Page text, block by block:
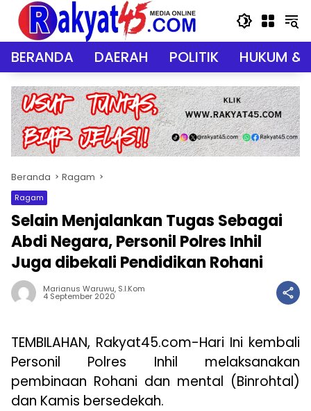
Langsung
konten
BERANDA DAERAH POLITIK HUKUM &
Beranda Ragam
Ragam
Selain Menjalankan Tugas Sebagai
Abdi Negara, Personil Polres Inhil
Juga dibekali Pendidikan Rohani
Marianus Waruwu, S.I.Kom
4 September 2020
TEMBILAHAN, Rakyat45.com-Hari Ini kembali
Personil Polres Inhil melaksanakan
pembinaan Rohani dan mental (Binrohtal)
dan Kamis bersedekah.